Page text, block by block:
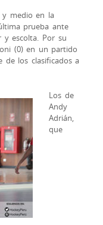
y medio en la
prueba ante
y escolta. Por su
(0) en un partido
de los clasificados a
Los de
Andy
Adrián,
que